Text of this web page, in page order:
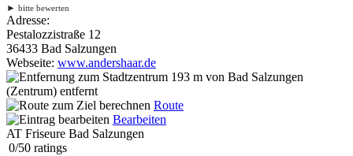
► bitte bewerten
Adresse:
Pestalozzistraße 12
36433 Bad Salzungen
Webseite: www.andershaar.de
193 m von Bad Salzungen
(Zentrum) entfernt
Route
Bearbeiten
AT Friseure Bad Salzungen
0/50 ratings